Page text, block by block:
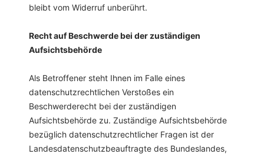
bleibt vom Widerruf unberührt.
Recht auf Beschwerde bei der zuständigen
Aufsichtsbehörde
Als Betroffener steht Ihnen im Falle eines
datenschutzrechtlichen Verstoßes ein
Beschwerderecht bei der zuständigen
Aufsichtsbehörde zu. Zuständige Aufsichtsbehörde
bezüglich datenschutzrechtlicher Fragen ist der
Landesdatenschutzbeauftragte des Bundeslandes,